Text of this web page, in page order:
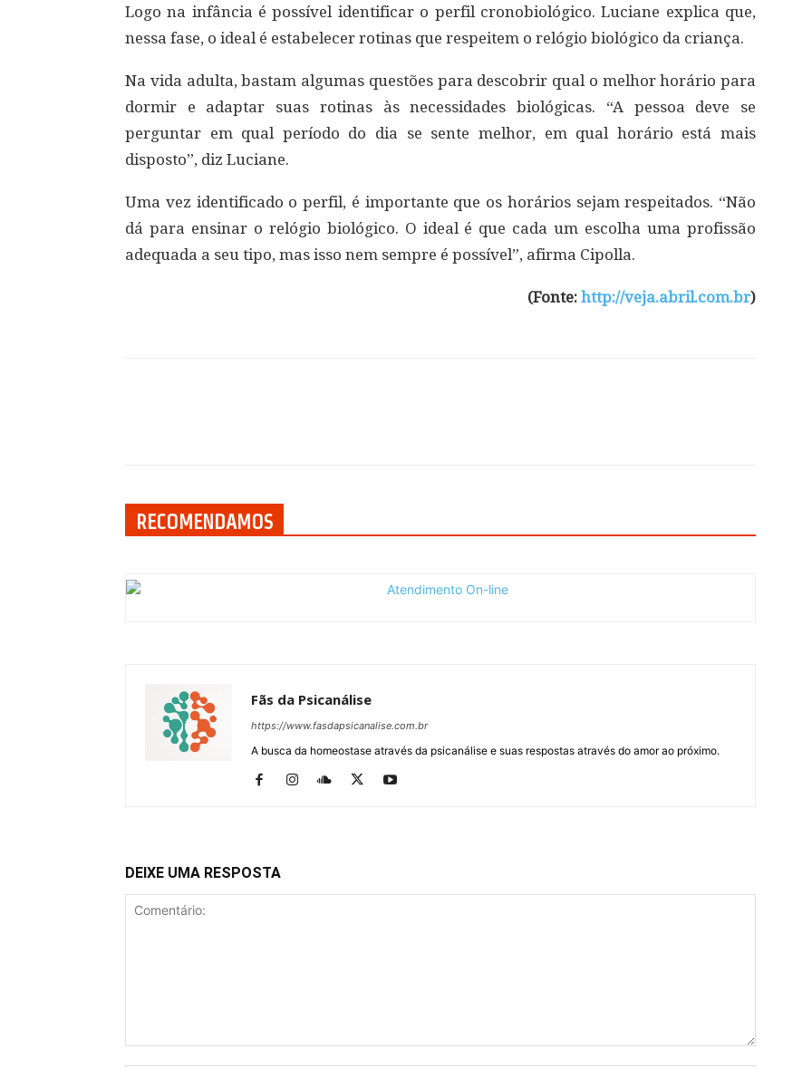
Logo na infância é possível identificar o perfil cronobiológico. Luciane explica que,
nessa fase, o ideal é estabelecer rotinas que respeitem o relógio biológico da criança.
Na vida adulta, bastam algumas questões para descobrir qual o melhor horário para
dormir e adaptar suas rotinas às necessidades biológicas. “A pessoa deve se
perguntar em qual período do dia se sente melhor, em qual horário está mais
disposto”, diz Luciane.
Uma vez identificado o perfil, é importante que os horários sejam respeitados. “Não
dá para ensinar o relógio biológico. O ideal é que cada um escolha uma profissão
adequada a seu tipo, mas isso nem sempre é possível”, afirma Cipolla.
(Fonte: http://veja.abril.com.br)
RECOMENDAMOS
Fãs da Psicanálise
https://www.fasdapsicanalise.com.br
A busca da homeostase através da psicanálise e suas respostas através do amor ao próximo.
DEIXE UMA RESPOSTA